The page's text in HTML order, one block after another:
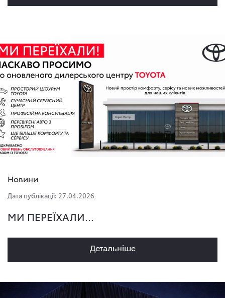
Новини
Дата публікації: 27.04.2026
МИ ПЕРЕЇХАЛИ...
Детальнiше